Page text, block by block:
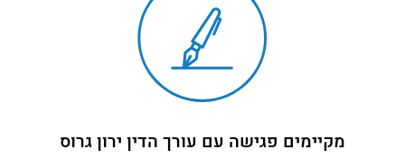
מקיימים פגישה עם עורך הדין ירון גרוס